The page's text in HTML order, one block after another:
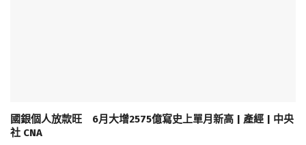
國銀個人放款旺 6月大增2575億寫史上單月新高 | 產經 | 中央
社 CNA